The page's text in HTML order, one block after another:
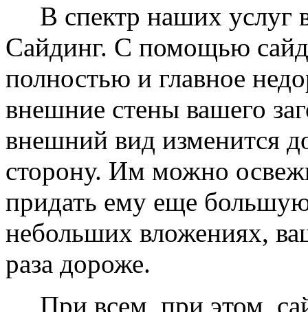
В спектр наших услуг
Сайдинг. С помощью
полностью и главное
внешние стены вашего
внешний вид изменится
сторону. Им можно
придать ему еще
небольших вложениях,
раза дороже.
При всем, при этом,